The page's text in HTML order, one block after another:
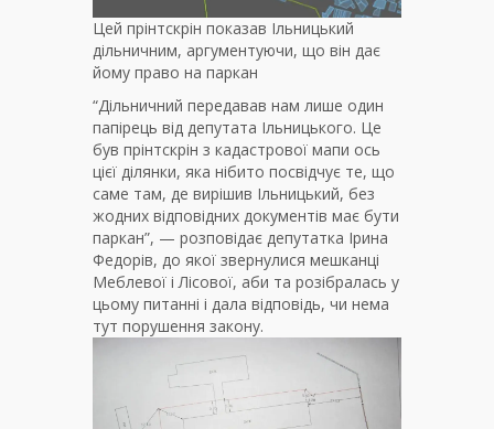
Цей прінтскрін показав Ільницький
дільничним, аргументуючи, що він дає
йому право на паркан
“Дільничний передавав нам лише один
папірець від депутата Ільницького. Це
був прінтскрін з кадастрової мапи ось
цієї ділянки, яка нібито посвідчує те, що
саме там, де вирішив Ільницький, без
жодних відповідних документів має бути
паркан”, — розповідає депутатка Ірина
Федорів, до якої звернулися мешканці
Меблевої і Лісової, аби та розібралась у
цьому питанні і дала відповідь, чи нема
тут порушення закону.